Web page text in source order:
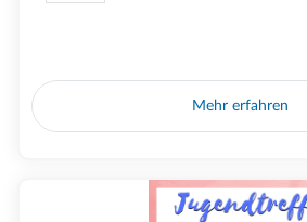
Mehr erfahren